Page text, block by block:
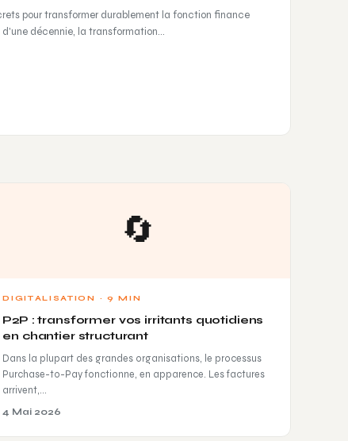
pour transformer durablement la fonction finance
d'une décennie, la transformation…
🔄
DIGITALISATION · 9 MIN
P2P : transformer vos irritants quotidiens
en chantier structurant
Dans la plupart des grandes organisations, le processus
Purchase-to-Pay fonctionne, en apparence. Les factures
arrivent,…
4 Mai 2026